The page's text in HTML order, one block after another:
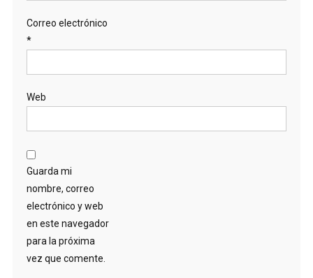
Correo electrónico
*
Web
Guarda mi
nombre, correo
electrónico y web
en este navegador
para la próxima
vez que comente.